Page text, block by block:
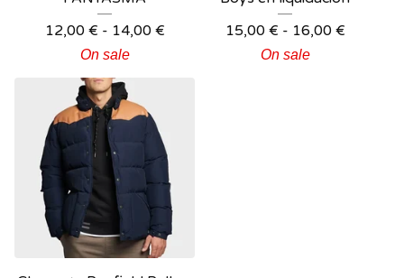
12,00 € - 14,00 €
On sale
15,00 € - 16,00 €
On sale